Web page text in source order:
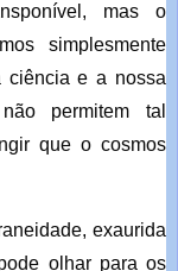
mas o
simplesmente
ciência e a nossa
permitem tal
que o cosmos
exaurida
olhar para os